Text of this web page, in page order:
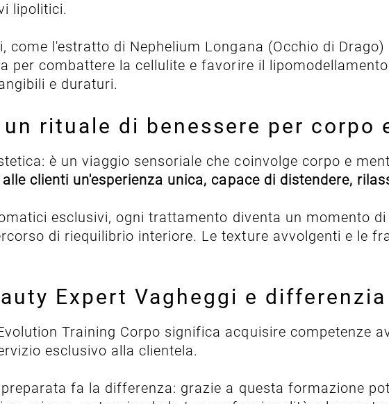
lipolitici.
come l'estratto di Nephelium Longana (Occhio di
per combattere la cellulite e favorire il
e duraturi.
rituale di benessere per corpo
è un viaggio sensoriale che coinvolge corpo e
clienti un'esperienza unica, capace di distendere,
esclusivi, ogni trattamento diventa un momento
di riequilibrio interiore. Le texture avvolgenti e le
Expert Vagheggi e
Training Corpo significa acquisire competenze
esclusivo alla clientela.
fa la differenza: grazie a questa formazione